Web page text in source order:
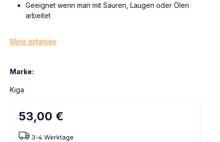
Geeignet wenn man mit Säuren, Laugen oder Ölen
arbeitet
Mehr erfahren
Marke:
Kiga
53,00 €
3-4 Werktage